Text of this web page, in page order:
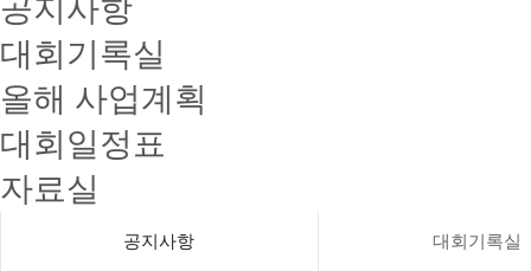
공지사항
대회기록실
올해 사업계획
대회일정표
자료실
공지사항 대회기록실